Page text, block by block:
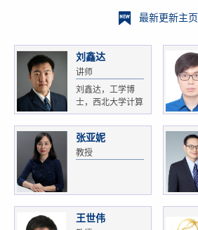
最新更新主页
刘鑫达
讲师
刘鑫达，工学博
士，西北大学计算
机...
张亚妮
教授
王世伟